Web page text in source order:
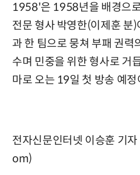
1958'은 1958년을 배경으
전문 형사 박영한(이제훈 분
과 한 팀으로 뭉쳐 부패 권력
수며 민중을 위한 형사로 거
마로 오는 19일 첫 방송 예정
전자신문인터넷 이승훈 기
om)